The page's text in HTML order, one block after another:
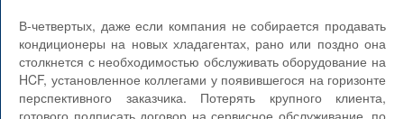
В-четвертых, даже если компания не собирается продавать
кондиционеры на новых хладагентах, рано или поздно она
столкнется с необходимостью обслуживать оборудование на
HCF, установленное коллегами у появившегося на горизонте
перспективного заказчика. Потерять крупного клиента,
готового подписать договор на сервисное обслуживание, по